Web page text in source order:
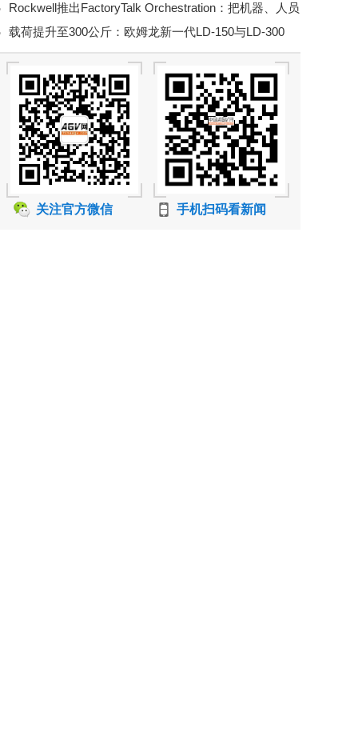
度仓储装卸
Rockwell推出FactoryTalk Orchestration：把机器、人员
物料移动纳入统一编排
载荷提升至300公斤：欧姆龙新一代LD-150与LD-300
补强工厂物料运输
关注官方微信 手机扫码看新闻